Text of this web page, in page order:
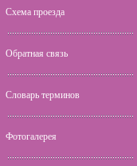
Схема проезда
Обратная связь
Словарь терминов
Фотогалерея